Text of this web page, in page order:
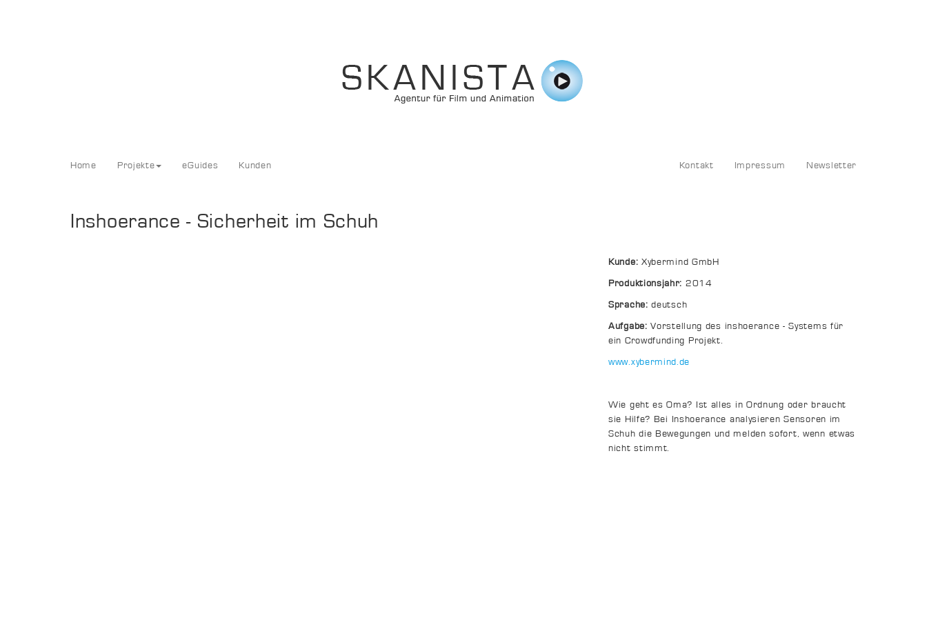
Home Projekte eGuides Kunden Kontakt Impressum Newsletter
Inshoerance - Sicherheit im Schuh
Kunde: Xybermind GmbH
Produktionsjahr: 2014
Sprache: deutsch
Aufgabe: Vorstellung des inshoerance - Systems für
ein Crowdfunding Projekt.
www.xybermind.de
Wie geht es Oma? Ist alles in Ordnung oder braucht
sie Hilfe? Bei Inshoerance analysieren Sensoren im
Schuh die Bewegungen und melden sofort, wenn etwas
nicht stimmt.